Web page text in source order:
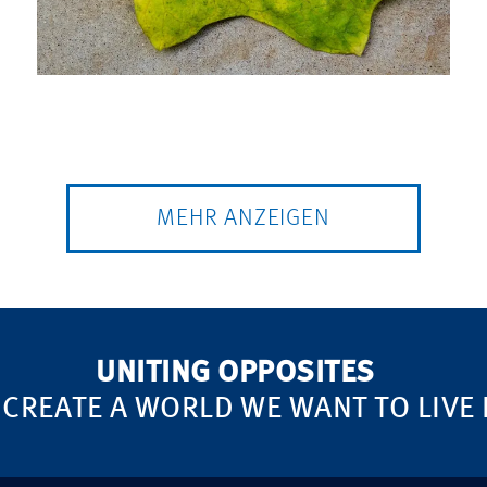
MEHR ANZEIGEN
UNITING OPPOSITES
A WORLD WE WANT TO LIVE